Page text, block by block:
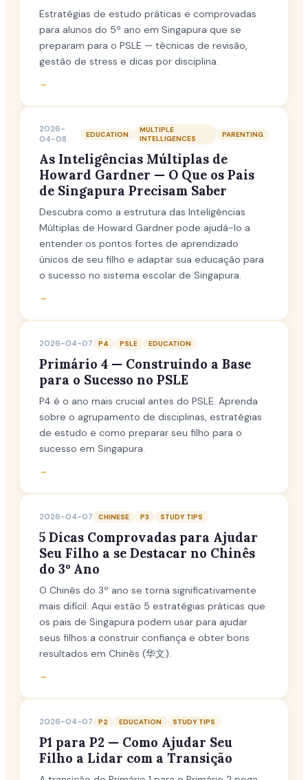
Estratégias de estudo práticas e comprovadas
para alunos do 5º ano em Singapura que se
preparam para o PSLE — técnicas de revisão,
gestão de stress e dicas por disciplina.
→
2026-
04-08
EDUCATION
MULTIPLE
INTELLIGENCES
PARENTING
As Inteligências Múltiplas de
Howard Gardner — O Que os Pais
de Singapura Precisam Saber
Descubra como a estrutura das Inteligências
Múltiplas de Howard Gardner pode ajudá-lo a
entender os pontos fortes de aprendizado
únicos de seu filho e adaptar sua educação para
o sucesso no sistema escolar de Singapura.
→
2026-04-07 P4 PSLE EDUCATION
Primário 4 — Construindo a Base
para o Sucesso no PSLE
P4 é o ano mais crucial antes do PSLE. Aprenda
sobre o agrupamento de disciplinas, estratégias
de estudo e como preparar seu filho para o
sucesso em Singapura.
→
2026-04-07 CHINESE P3 STUDY TIPS
5 Dicas Comprovadas para Ajudar
Seu Filho a se Destacar no Chinês
do 3º Ano
O Chinês do 3º ano se torna significativamente
mais difícil. Aqui estão 5 estratégias práticas que
os pais de Singapura podem usar para ajudar
seus filhos a construir confiança e obter bons
resultados em Chinês (华文).
→
2026-04-07 P2 EDUCATION STUDY TIPS
P1 para P2 — Como Ajudar Seu
Filho a Lidar com a Transição